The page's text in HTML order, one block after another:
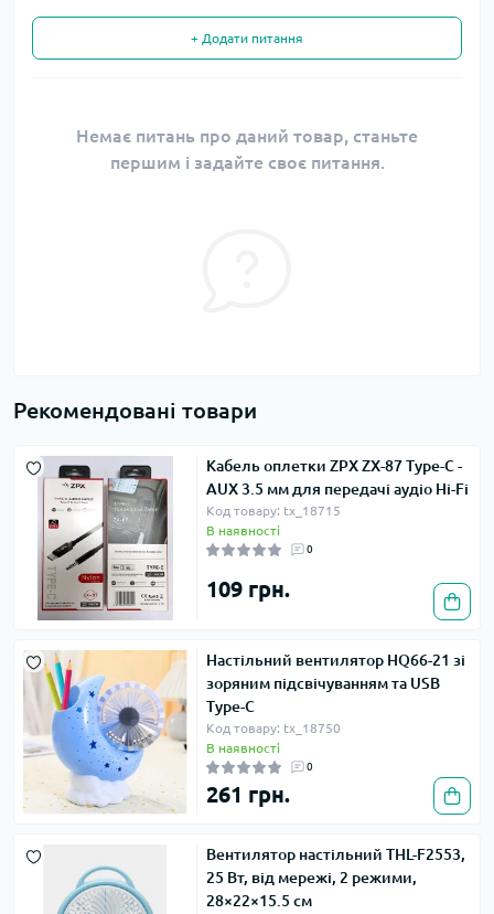
+ Додати питання
Немає питань про даний товар, станьте
першим і задайте своє питання.
Рекомендовані товари
Кабель оплетки ZPX ZX-87 Type-C -
AUX 3.5 мм для передачі аудіо Hi-Fi
Код товару: tx_18715
В наявності
0
109 грн.
Настільний вентилятор HQ66-21 зі
зоряним підсвічуванням та USB
Type-C
Код товару: tx_18750
В наявності
0
261 грн.
Вентилятор настільний THL-F2553,
25 Вт, від мережі, 2 режими,
28×22×15.5 см